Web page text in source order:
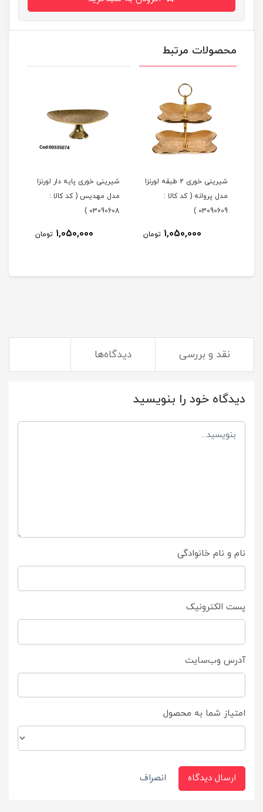
محصولات مرتبط
شیرینی خوری 2 طبقه لورنزا
مدل پروانه ( کد کالا :
03090609 )
1,050,000 تومان
شیرینی خوری پایه دار لورنزا
مدل مهدیس ( کد کالا :
03090608 )
1,050,000 تومان
نقد و بررسی دیدگاه‌ها
دیدگاه خود را بنویسید
نام و نام خانوادگی
پست الکترونیک
آدرس وب‌سایت
امتیاز شما به محصول
ارسال دیدگاه انصراف